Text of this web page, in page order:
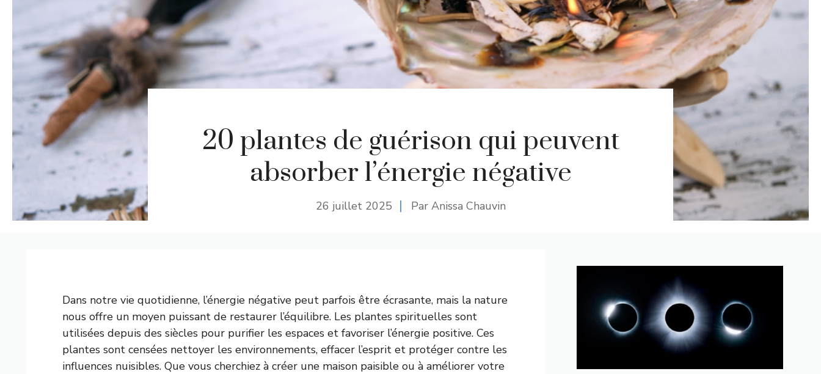
20 plantes de guérison qui peuvent
absorber l’énergie négative
26 juillet 2025 Par Anissa Chauvin
Dans notre vie quotidienne, l’énergie négative peut parfois être écrasante, mais la nature
nous offre un moyen puissant de restaurer l’équilibre. Les plantes spirituelles sont
utilisées depuis des siècles pour purifier les espaces et favoriser l’énergie positive. Ces
plantes sont censées nettoyer les environnements, effacer l’esprit et protéger contre les
influences nuisibles. Que vous cherchiez à créer une maison paisible ou à améliorer votre